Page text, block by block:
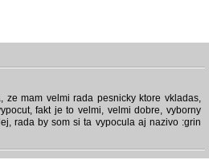
ze mam velmi rada pesnicky ktore vkladas,
fakt je to velmi, velmi dobre, vyborny
rada by som si ta vypocula aj nazivo :grin